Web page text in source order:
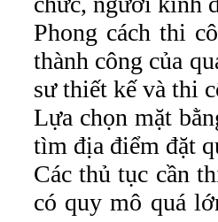
Phong cách thi
thành công của
sư thiết kế và thi
Lựa chọn mặt
tìm địa điểm đặt
Các thủ tục cần
có quy mô quá